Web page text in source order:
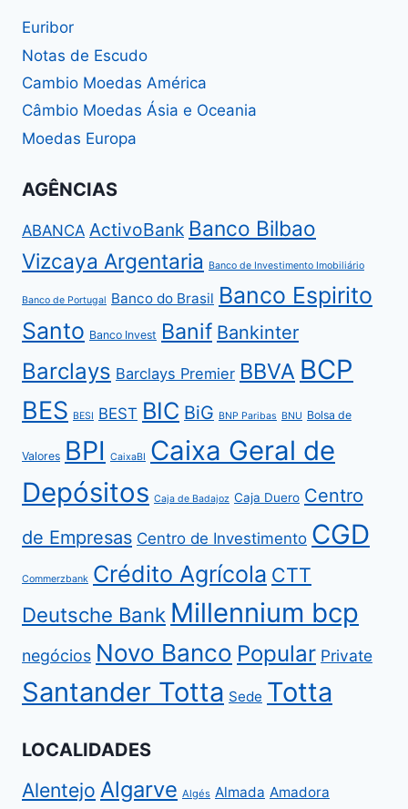
Euribor
Notas de Escudo
Cambio Moedas América
Câmbio Moedas Ásia e Oceania
Moedas Europa
AGÊNCIAS
ABANCA ActivoBank Banco Bilbao
Vizcaya Argentaria
Banco de Investimento Imobiliário
Banco de Portugal Banco do Brasil Banco Espirito
Santo Banco Invest Banif Bankinter
Barclays Barclays Premier BBVA BCP
BES BESI BEST BIC BiG BNP Paribas BNU Bolsa de
Valores BPI CaixaBI Caixa Geral de
Depósitos Caja de Badajoz Caja Duero Centro
de Empresas Centro de Investimento CGD
Commerzbank Crédito Agrícola CTT
Deutsche Bank Millennium bcp
negócios Novo Banco Popular Private
Santander Totta Sede Totta
LOCALIDADES
Alentejo Algarve Algés Almada Amadora